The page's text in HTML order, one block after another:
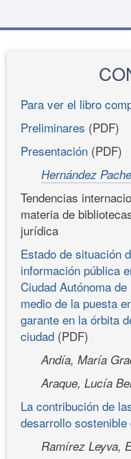
Para ver el libro
Preliminares (PDF)
Presentación (PDF)
Hernández
Tendencias
materia de
jurídica
Estado de situación
información pública
Ciudad Autónoma
medio de la puesta
garante en la órbita
ciudad (PDF)
Andía, María
Araque, Lucía
La contribución de
desarrollo sostenible
Ramírez Leyva,